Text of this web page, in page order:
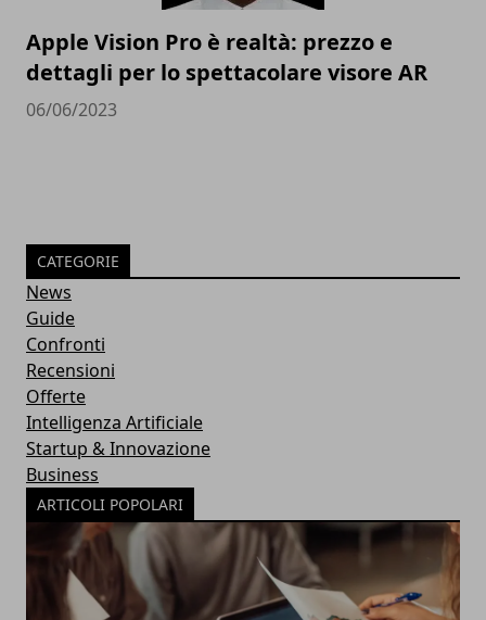
Apple Vision Pro è realtà: prezzo e
dettagli per lo spettacolare visore AR
06/06/2023
CATEGORIE
News
Guide
Confronti
Recensioni
Offerte
Intelligenza Artificiale
Startup & Innovazione
Business
ARTICOLI POPOLARI